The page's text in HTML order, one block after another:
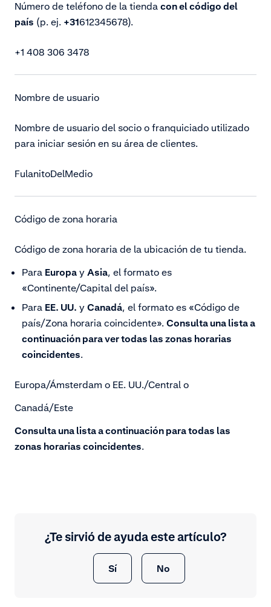
Número de teléfono de la tienda con el código del
país (p. ej. +31612345678).
+1 408 306 3478
Nombre de usuario
Nombre de usuario del socio o franquiciado utilizado
para iniciar sesión en su área de clientes.
FulanitoDelMedio
Código de zona horaria
Código de zona horaria de la ubicación de tu tienda.
Para Europa y Asia, el formato es
«Continente/Capital del país».
Para EE. UU. y Canadá, el formato es «Código de
país/Zona horaria coincidente». Consulta una lista a
continuación para ver todas las zonas horarias
coincidentes.
Europa/Ámsterdam o EE. UU./Central o
Canadá/Este
Consulta una lista a continuación para todas las
zonas horarias coincidentes.
¿Te sirvió de ayuda este artículo?
Sí No